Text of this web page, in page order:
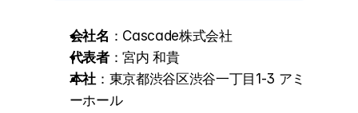
会社名 ：Cascade株式会社
代表者：宮内 和貴
本社 ：東京都渋谷区渋谷一丁目1-3 アミ
ーホール